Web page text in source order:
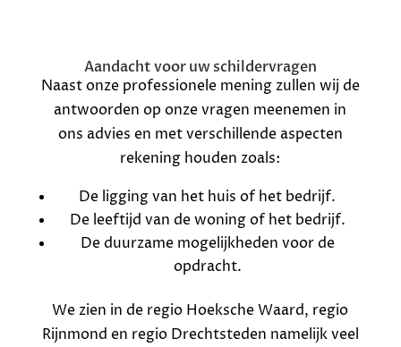
Aandacht voor uw schildervragen
Naast onze professionele mening zullen wij de
antwoorden op onze vragen meenemen in
ons advies en met verschillende aspecten
rekening houden zoals:
De ligging van het huis of het bedrijf.
De leeftijd van de woning of het bedrijf.
De duurzame mogelijkheden voor de
opdracht.
We zien in de regio Hoeksche Waard, regio
Rijnmond en regio Drechtsteden namelijk veel